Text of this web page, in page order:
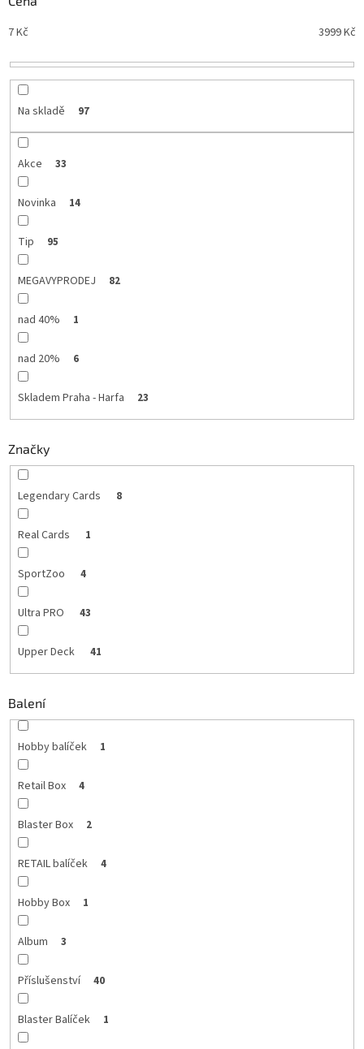
í
r
Abecedně
7Kč 3999Kč
Na skladě 97
Akce 33
Novinka 14
Tip 95
MEGAVYPRODEJ 82
nad 40% 1
nad 20% 6
Skladem Praha - Harfa 23
Značky
Legendary Cards 8
Real Cards 1
SportZoo 4
Ultra PRO 43
Upper Deck 41
Balení
Hobby balíček 1
Retail Box 4
Blaster Box 2
RETAIL balíček 4
Hobby Box 1
Album 3
Příslušenství 40
Blaster Balíček 1